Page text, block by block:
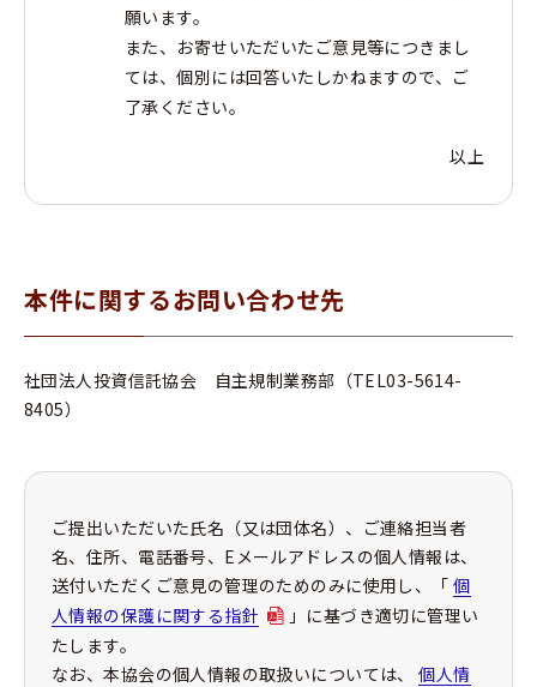
願います。
また、お寄せいただいたご意見等につきまし
ては、個別には回答いたしかねますので、ご
了承ください。
以上
本件に関するお問い合わせ先
社団法人投資信託協会 自主規制業務部（TEL03-5614-
8405）
ご提出いただいた氏名（又は団体名）、ご連絡担当者
名、住所、電話番号、Eメールアドレスの個人情報は、
送付いただくご意見の管理のためのみに使用し、「 個
人情報の保護に関する指針
」に基づき適切に管理い
たします。
なお、本協会の個人情報の取扱いについては、個人情